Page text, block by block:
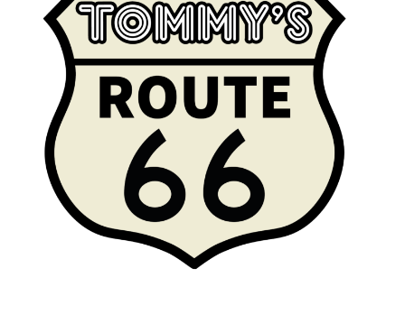
Les kids
Histoire & valeurs
News
Groupes et Entreprises
Devenir franchisé
Nous rejoindre